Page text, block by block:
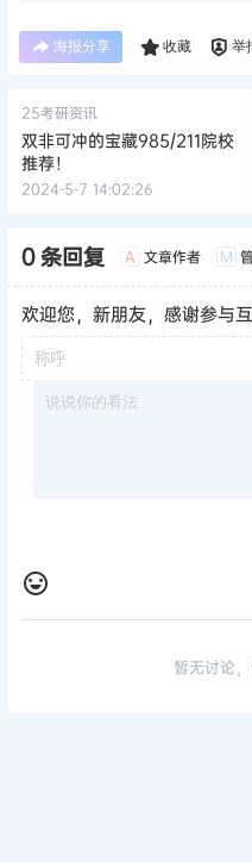
海报分享 收藏 举
25考研资讯
双非可冲的宝藏985/211院校
推荐！
2024-5-7 14:02:26
0 条回复 A 文章作者 M
欢迎您，新朋友，感谢参与互
暂无讨论